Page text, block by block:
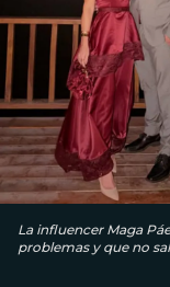
La influencer Maga
problemas y que no